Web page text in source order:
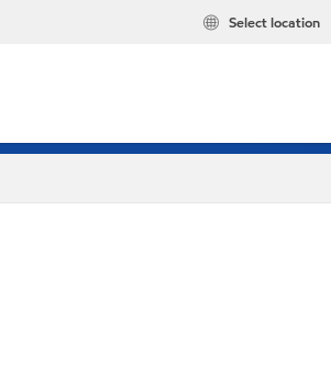
Select location